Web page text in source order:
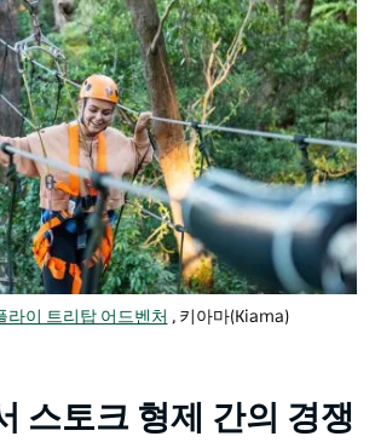
라이 트리탑 어드벤처 , 키아마(Kiama)
스토크 형제 간의 경쟁